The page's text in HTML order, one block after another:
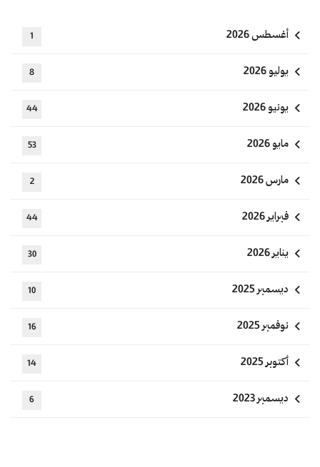
أغسطس 2026 1
يوليو 2026 8
يونيو 2026 44
مايو 2026 53
مارس 2026 2
فبراير 2026 44
يناير 2026 30
ديسمبر 2025 10
نوفمبر 2025 16
أكتوبر 2025 14
ديسمبر 2023 6